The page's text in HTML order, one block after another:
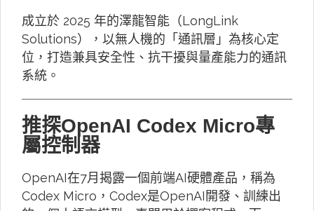
成立於 2025 年的澤龍智能（LongLink
Solutions），以無人機的「通訊層」為核心定
位，打造兼具安全性、抗干擾與量產能力的通訊
系統。
推探OpenAI Codex Micro專
屬控制器
OpenAI在7月揭露一個前端AI硬體產品，稱為
Codex Micro，Codex是OpenAI開發、訓練出